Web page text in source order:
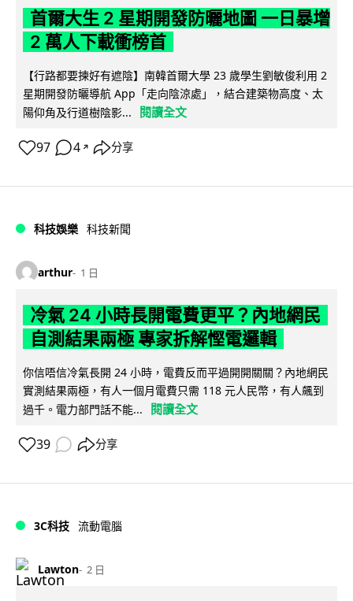
首爾大生 2 星期開發防曬地圖 一日暴增
2 萬人下載衝榜首
【行路都要揀好有遮陰】南韓首爾大學 23 歲學生劉敏俊利用 2
星期開發防曬導航 App「走向陰涼處」，結合建築物高度、太
陽仰角及行道樹陰影...
閱讀全文
97 4 ↗ 分享
科技娛樂 科技新聞
arthur 1 日
冷氣 24 小時長開電費更平？內地網民
自測結果兩極 專家拆解慳電邏輯
你信唔信冷氣長開 24 小時，電費反而平過開開關關？內地網民
實測結果兩極，有人一個月電費只需 118 元人民幣，有人飆到
過千。電力部門話不能...
閱讀全文
39 分享
3C科技 流動電腦
Lawton 2 日